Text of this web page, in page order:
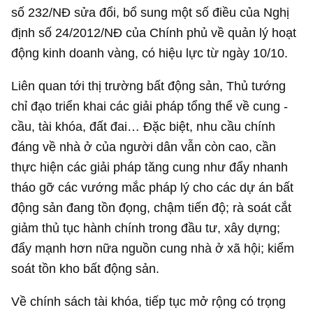
số 232/NĐ sửa đổi, bổ sung một số điều của Nghị
định số 24/2012/NĐ của Chính phủ về quản lý hoạt
động kinh doanh vàng, có hiệu lực từ ngày 10/10.
Liên quan tới thị trường bất động sản, Thủ tướng
chỉ đạo triển khai các giải pháp tổng thể về cung -
cầu, tài khóa, đất đai… Đặc biệt, nhu cầu chính
đáng về nhà ở của người dân vẫn còn cao, cần
thực hiện các giải pháp tăng cung như đẩy nhanh
tháo gỡ các vướng mắc pháp lý cho các dự án bất
động sản đang tồn đọng, chậm tiến độ; rà soát cắt
giảm thủ tục hành chính trong đầu tư, xây dựng;
đẩy mạnh hơn nữa nguồn cung nhà ở xã hội; kiểm
soát tồn kho bất động sản.
Về chính sách tài khóa, tiếp tục mở rộng có trọng